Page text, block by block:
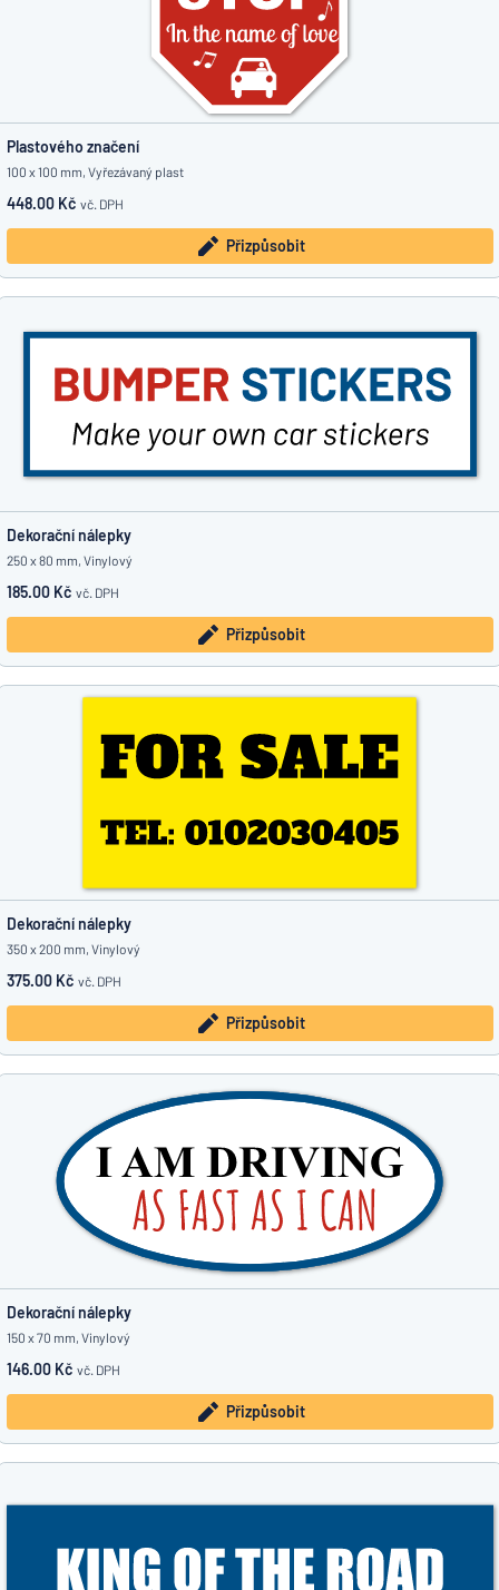
Plastového značení
100 x 100 mm, Vyřezávaný plast
448.00 Kč vč. DPH
Přizpůsobit
Dekorační nálepky
250 x 80 mm, Vinylový
185.00 Kč vč. DPH
Přizpůsobit
Dekorační nálepky
350 x 200 mm, Vinylový
375.00 Kč vč. DPH
Přizpůsobit
Dekorační nálepky
150 x 70 mm, Vinylový
146.00 Kč vč. DPH
Přizpůsobit